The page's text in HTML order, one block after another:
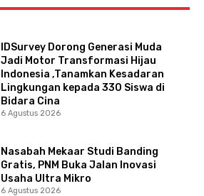
IDSurvey Dorong Generasi Muda
Jadi Motor Transformasi Hijau
Indonesia ,Tanamkan Kesadaran
Lingkungan kepada 330 Siswa di
Bidara Cina
6 Agustus 2026
Nasabah Mekaar Studi Banding
Gratis, PNM Buka Jalan Inovasi
Usaha Ultra Mikro
6 Agustus 2026